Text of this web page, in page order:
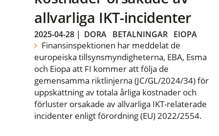
allvarliga IKT-incidenter
2025-04-28 | DORA BETALNINGAR EIOPA
Finansinspektionen har meddelat de
europeiska tillsynsmyndigheterna, EBA, Esma
och Eiopa att FI kommer att följa de
gemensamma riktlinjerna (JC/GL/2024/34) för
uppskattning av totala årliga kostnader och
förluster orsakade av allvarliga IKT-relaterade
incidenter enligt förordning (EU) 2022/2554.